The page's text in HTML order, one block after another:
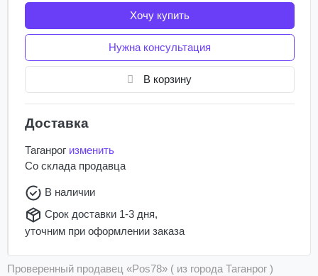
Хочу купить
Нужна консультация
В корзину
Доставка
Таганрог изменить
Со склада продавца
В наличии
Срок доставки 1-3 дня,
уточним при оформлении заказа
Проверенный продавец «Pos78» ( из города Таганрог )